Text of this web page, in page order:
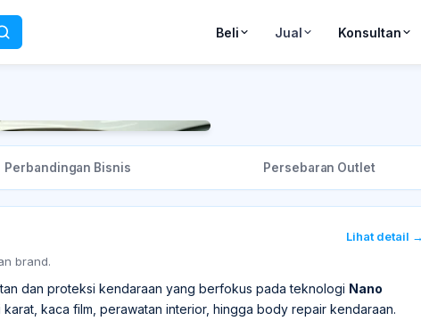
Beli Jual Konsultan
+3
Perbandingan Bisnis Persebaran Outlet
Lihat detail
brand.
dan proteksi kendaraan yang berfokus pada teknologi Nano
karat, kaca film, perawatan interior, hingga body repair kendaraan.